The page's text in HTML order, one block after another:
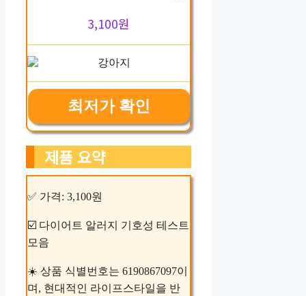
3,100원
최저가 확인
제품 요약
✅ 가격: 3,100원
☑️ 다이어트 알러지 기호성 테스트
모음
☀️ 상품 식별번호는 6190867097이
며, 현대적인 라이프스타일을 반